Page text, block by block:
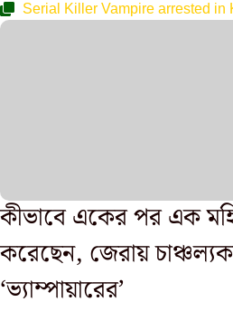
Serial Killer Vampire arrested in
কীভাবে একের পর এক
করেছেন, জেরায়
‘ভ্যাম্পায়ারের’